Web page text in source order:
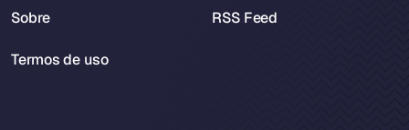
Sobre
Termos de uso
RSS Feed